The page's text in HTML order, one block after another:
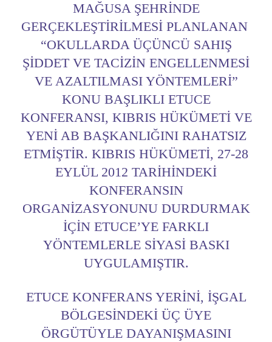
MAĞUSA ŞEHRINDE
GERÇEKLEŞTIRILMESI PLANLANAN
“OKULLARDA ÜÇÜNCÜ SAHIŞ
ŞIDDET VE TACIZIN ENGELLENMESI
VE AZALTILMASI YÖNTEMLERI”
KONU BAŞLIKLI ETUCE
KONFERANSI, KIBRIS HÜKÜMETI VE
YENI AB BAŞKANLIĞINI RAHATSIZ
ETMIŞTIR. KIBRIS HÜKÜMETI, 27-28
EYLÜL 2012 TARIHINDEKI
KONFERANSIN
ORGANIZASYONUNU DURDURMAK
IÇIN ETUCE’YE FARKLI
YÖNTEMLERLE SIYASI BASKI
UYGULAMIŞTIR.
ETUCE KONFERANS YERINI, IŞGAL
BÖLGESINDEKI ÜÇ ÜYE
ÖRGÜTÜYLE DAYANIŞMASINI